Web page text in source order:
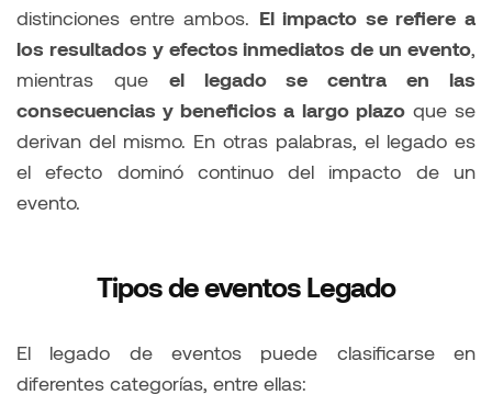
distinciones entre ambos. El impacto se refiere a
los resultados y efectos inmediatos de un evento,
mientras que el legado se centra en las
consecuencias y beneficios a largo plazoque se
derivan del mismo. En otras palabras, el legado es
el efecto dominó continuo del impacto de un
evento.
Tipos de eventos Legado
El legado de eventos puede clasificarse en
diferentes categorías, entre ellas: